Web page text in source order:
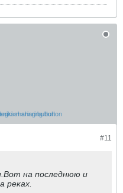
#11
на последнюю и
реках.